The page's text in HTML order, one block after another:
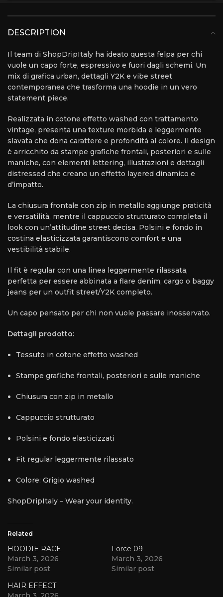
DESCRIPTION
Il team di ShopDripItaly ha ideato questa felpa per chi
vuole un capo forte, espressivo e fuori dagli schemi. Un
mix di grafica urban, dettagli Y2K e vibe street
contemporanea che trasforma una hoodie in un vero
statement piece.
Realizzata in cotone effetto washed con trattamento
vintage, presenta una texture morbida e leggermente
slavata che dona carattere e profondità al colore. Il design
è arricchito da stampe grafiche frontali, posteriori e sulle
maniche, con elementi lettering, illustrazioni e dettagli
distressed che creano un effetto layered dinamico e
d’impatto.
La chiusura frontale con zip in metallo aggiunge praticità
e versatilità, mentre il cappuccio strutturato completa il
look con un’attitudine street decisa. Polsini e fondo in
costina elasticizzata garantiscono comfort e una
vestibilità stabile.
Il fit è regular con una linea leggermente rilassata,
perfetta per essere abbinata a flare denim, cargo o baggy
jeans per un outfit street/Y2K completo.
Un capo pensato per chi non vuole passare inosservato.
Dettagli prodotto:
Tessuto in cotone effetto washed
Stampe grafiche frontali, posteriori e sulle maniche
Chiusura con zip in metallo
Cappuccio strutturato
Polsini e fondo elasticizzati
Fit regular leggermente rilassato
Colore: Grigio washed
ShopDripItaly – Wear your identity.
Related
HOODIE RACE
March 3, 2026
Similar post
Force 09
March 3, 2026
Similar post
HAIR EFFECT